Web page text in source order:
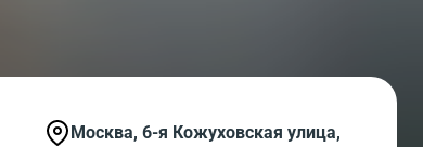
Москва, 6-я Кожуховская улица,